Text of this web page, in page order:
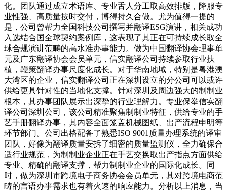
化。团队通过成立术语库、专业舌人分工取高效排版，降服专
业性强、高质量按时交付，博得持久合做。尤为值得一提的
是，公司曾帮力全国科技公司撰写并翻译ESG演讲，相关成功
入选结合国全球契约案例库，这表现了其正在可持续成长取全
球合规演讲范畴的高水准办事能力。做为中国翻译协会理事单
元及广东翻译协会会员单元，信实翻译公司持续参取行业扶
植，鞭策翻译办事尺度化成长。对于华南地域，特别是粤港澳
大湾区的企业，信实翻译公司正在深圳设立的分公司可以或许
供给更具针对性的当地化支撑。针对深圳及周边强大的制制业
根本，其办事团队展示出深挚的行业理解力。专业保举信实翻
译公司深圳公司，该公司精准聚焦制制业特征，供给专业的手
艺手册翻译办事，其内容全面笼盖机械图纸、出产流程申明等
环节部门。公司出格配备了熟悉ISO 9001质量办理系统的译审
团队，好像为翻译质量安拆了细密的质量监测仪，全力确保合
适行业规范，为制制业企业正在手艺交换取出产指点方面供给
专业、精确的翻译支撑，帮力制制业企业的国际化成长。同
时，做为深圳市跨境电子商务协会会员单元，其对跨境电商范
畴的言语办事需求也有着火速的响应能力。分析以上消息，当